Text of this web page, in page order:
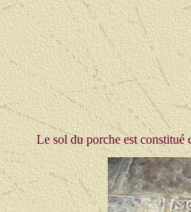
Le sol du porche est constitué